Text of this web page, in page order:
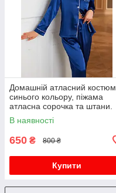
Домашній атласний костюм
синього кольору, піжама
атласна сорочка та штани.
В наявності
650 ₴ 800 ₴
Купити